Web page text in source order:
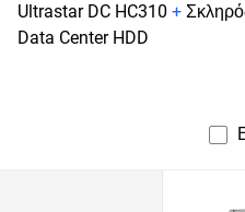
Ultrastar DC HC310 +
Data Center HDD